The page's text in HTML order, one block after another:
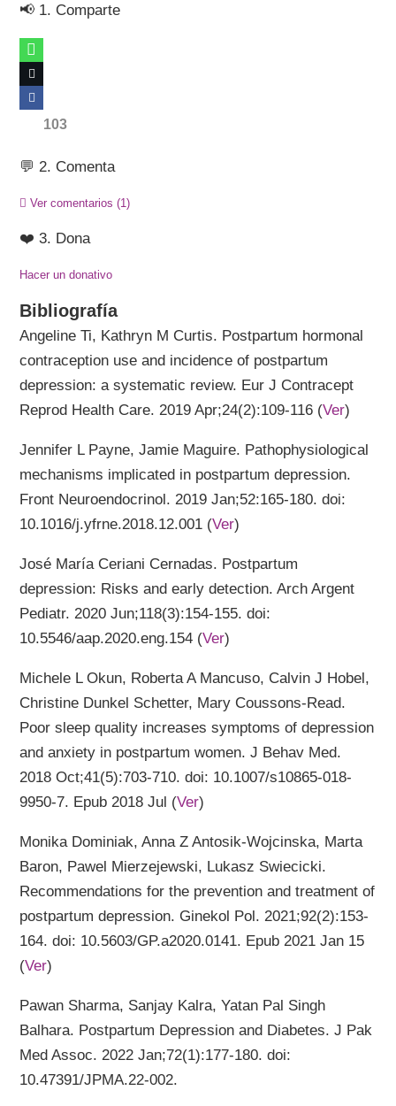
📢 1. Comparte
103
💬 2. Comenta
Ver comentarios(1)
❤️ 3. Dona
Hacer un donativo
Bibliografía
Angeline Ti, Kathryn M Curtis. Postpartum hormonal
contraception use and incidence of postpartum
depression: a systematic review. Eur J Contracept
Reprod Health Care. 2019 Apr;24(2):109-116 (Ver)
Jennifer L Payne, Jamie Maguire. Pathophysiological
mechanisms implicated in postpartum depression.
Front Neuroendocrinol. 2019 Jan;52:165-180. doi:
10.1016/j.yfrne.2018.12.001 (Ver)
José María Ceriani Cernadas. Postpartum
depression: Risks and early detection. Arch Argent
Pediatr. 2020 Jun;118(3):154-155. doi:
10.5546/aap.2020.eng.154 (Ver)
Michele L Okun, Roberta A Mancuso, Calvin J Hobel,
Christine Dunkel Schetter, Mary Coussons-Read.
Poor sleep quality increases symptoms of depression
and anxiety in postpartum women. J Behav Med.
2018 Oct;41(5):703-710. doi: 10.1007/s10865-018-
9950-7. Epub 2018 Jul (Ver)
Monika Dominiak, Anna Z Antosik-Wojcinska, Marta
Baron, Pawel Mierzejewski, Lukasz Swiecicki.
Recommendations for the prevention and treatment of
postpartum depression. Ginekol Pol. 2021;92(2):153-
164. doi: 10.5603/GP.a2020.0141. Epub 2021 Jan 15
(Ver)
Pawan Sharma, Sanjay Kalra, Yatan Pal Singh
Balhara. Postpartum Depression and Diabetes. J Pak
Med Assoc. 2022 Jan;72(1):177-180. doi:
10.47391/JPMA.22-002.